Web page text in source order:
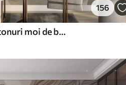
156
Frunze tropicale în tonuri moi de bej și verde, cu un efect de acuarelă și tranziții de culoare delicate